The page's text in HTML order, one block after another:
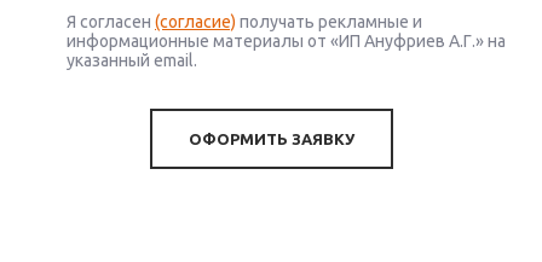
Я согласен (согласие) получать рекламные и
информационные материалы от «ИП Ануфриев А.Г.» на
указанный email.